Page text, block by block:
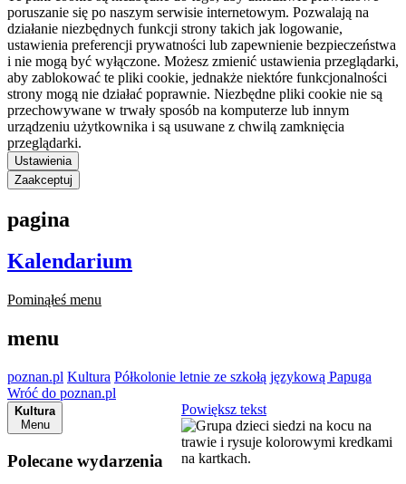
poruszanie się po naszym serwisie internetowym. Pozwalają na
działanie niezbędnych funkcji strony takich jak logowanie,
ustawienia preferencji prywatności lub zapewnienie bezpieczeństwa
i nie mogą być wyłączone. Możesz zmienić ustawienia przeglądarki,
aby zablokować te pliki cookie, jednakże niektóre funkcjonalności
strony mogą nie działać poprawnie. Niezbędne pliki cookie nie są
przechowywane w trwały sposób na komputerze lub innym
urządzeniu użytkownika i są usuwane z chwilą zamknięcia
przeglądarki.
Ustawienia
Zaakceptuj
pagina
Kalendarium
Pominąłeś menu
menu
poznan.pl Kultura Półkolonie letnie ze szkołą językową Papuga
Wróć do poznan.pl
Kultura
Menu
Polecane wydarzenia
Powiększ tekst